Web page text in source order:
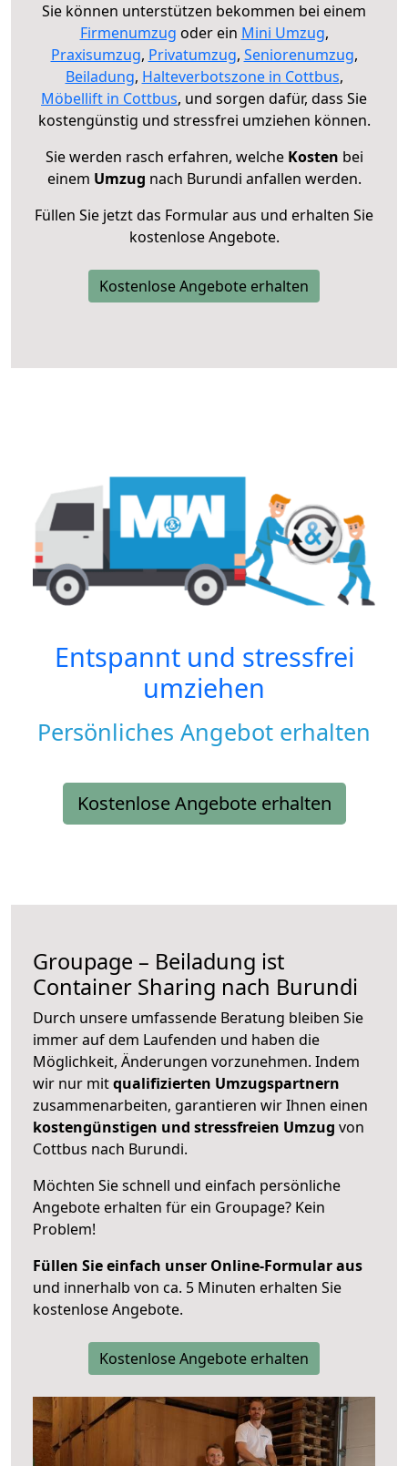
Sie können unterstützen bekommen bei einem
Firmenumzug oder ein Mini Umzug,
Praxisumzug, Privatumzug, Seniorenumzug,
Beiladung, Halteverbotszone in Cottbus,
Möbellift in Cottbus, und sorgen dafür, dass Sie
kostengünstig und stressfrei umziehen können.
Sie werden rasch erfahren, welche Kosten bei
einem Umzug nach Burundi anfallen werden.
Füllen Sie jetzt das Formular aus und erhalten Sie
kostenlose Angebote.
Kostenlose Angebote erhalten
Entspannt und stressfrei
umziehen
Persönliches Angebot erhalten
Kostenlose Angebote erhalten
Groupage – Beiladung ist
Container Sharing nach Burundi
Durch unsere umfassende Beratung bleiben Sie
immer auf dem Laufenden und haben die
Möglichkeit, Änderungen vorzunehmen. Indem
wir nur mitqualifizierten Umzugspartnern
zusammenarbeiten, garantieren wir Ihnen einen
kostengünstigen und stressfreien Umzug von
Cottbus nach Burundi.
Möchten Sie schnell und einfach persönliche
Angebote erhalten für ein Groupage? Kein
Problem!
Füllen Sie einfach unser Online-Formular aus
und innerhalb von ca. 5 Minuten erhalten Sie
kostenlose Angebote.
Kostenlose Angebote erhalten